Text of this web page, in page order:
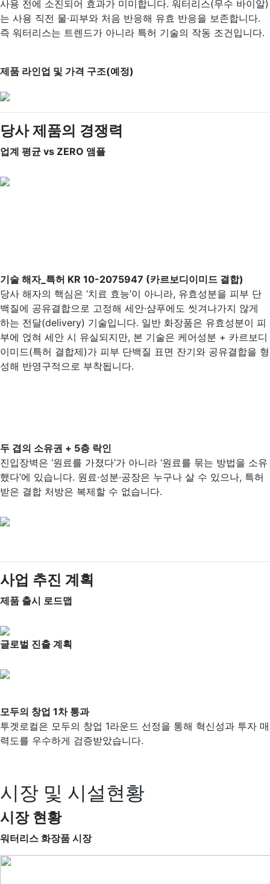
사용 전에 소진되어 효과가 미미합니다. 워터리스(무수 바이알)
는 사용 직전 물·피부와 처음 반응해 유효 반응을 보존합니다.
즉 워터리스는 트렌드가 아니라 특허 기술의 작동 조건입니다.
제품 라인업 및 가격 구조(예정)
당사 제품의 경쟁력
업계 평균 vs ZERO 앰플
기술 해자_특허 KR 10-2075947 (카르보디이미드 결합)
당사 해자의 핵심은 ‘치료 효능’이 아니라, 유효성분을 피부 단
백질에 공유결합으로 고정해 세안·샴푸에도 씻겨나가지 않게
하는 전달(delivery) 기술입니다. 일반 화장품은 유효성분이 피
부에 얹혀 세안 시 유실되지만, 본 기술은 케어성분 + 카르보디
이미드(특허 결합제)가 피부 단백질 표면 잔기와 공유결합을 형
성해 반영구적으로 부착됩니다.
두 겹의 소유권 + 5층 락인
진입장벽은 ‘원료를 가졌다’가 아니라 ‘원료를 묶는 방법을 소유
했다’에 있습니다. 원료·성분·공장은 누구나 살 수 있으나, 특허
받은 결합 처방은 복제할 수 없습니다.
사업 추진 계획
제품 출시 로드맵
글로벌 진출 계획
모두의 창업 1차 통과
투겟로컬은 모두의 창업 1라운드 선정을 통해 혁신성과 투자 매
력도를 우수하게 검증받았습니다.
시장 및 시설현황
시장 현황
워터리스 화장품 시장